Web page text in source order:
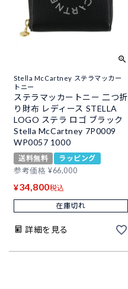
Stella McCartney ステラマッカー
トニー
ステラマッカートニー 二つ折
り財布 レディース STELLA
LOGO ステラ ロゴ ブラック
Stella McCartney 7P0009
WP0057 1000
送料無料
ラッピング
参考価格 ¥66,000
¥34,800税込
在庫切れ
詳細を見る